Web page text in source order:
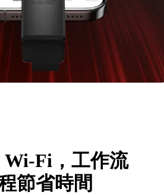
Wi-Fi，工作流
節省時間